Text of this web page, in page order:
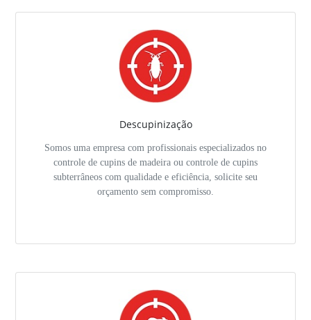
Descupinização
Somos uma empresa com profissionais especializados no
controle de cupins de madeira ou controle de cupins
subterrâneos com qualidade e eficiência, solicite seu
orçamento sem compromisso.